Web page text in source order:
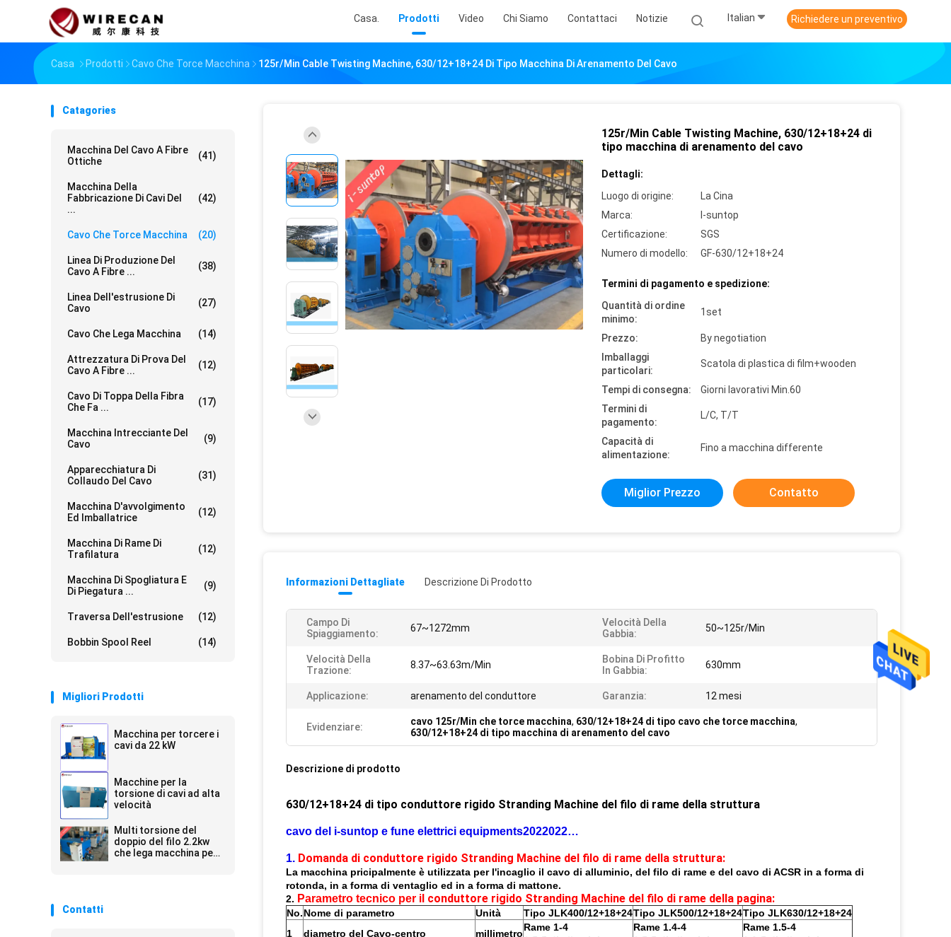
Casa. Prodotti Video Chi Siamo Contattaci Notizie Italian Richiedere un preventivo
Casa Prodotti Cavo Che Torce Macchina 125r/Min Cable Twisting Machine, 630/12+18+24 Di Tipo Macchina Di Arenamento Del Cavo
Catagories
Macchina Del Cavo A Fibre
Ottiche
(41)
Macchina Della
Fabbricazione Di Cavi Del
...
(42)
Cavo Che Torce Macchina (20)
Linea Di Produzione Del
Cavo A Fibre ...
(38)
Linea Dell'estrusione Di
Cavo
(27)
Cavo Che Lega Macchina (14)
Attrezzatura Di Prova Del
Cavo A Fibre ...
(12)
Cavo Di Toppa Della Fibra
Che Fa ...
(17)
Macchina Intrecciante Del
Cavo
(9)
Apparecchiatura Di
Collaudo Del Cavo
(31)
Macchina D'avvolgimento
Ed Imballatrice
(12)
Macchina Di Rame Di
Trafilatura
(12)
Macchina Di Spogliatura E
Di Piegatura ...
(9)
Traversa Dell'estrusione (12)
Bobbin Spool Reel (14)
Migliori Prodotti
Macchina per torcere i
cavi da 22 kW
Macchine per la
torsione di cavi ad alta
velocità
Multi torsione del
doppio del filo 2.2kw
che lega macchina per
Contatti
125r/Min Cable Twisting Machine, 630/12+18+24 di
tipo macchina di arenamento del cavo
Dettagli:
Luogo di origine:
La Cina
Marca:
I-suntop
Certificazione:
SGS
Numero di modello:
GF-630/12+18+24
Termini di pagamento e spedizione:
Quantità di ordine
minimo:
1set
Prezzo:
By negotiation
Imballaggi
particolari:
Scatola di plastica di film+wooden
Tempi di consegna:
Giorni lavorativi Min.60
Termini di
pagamento:
L/C, T/T
Capacità di
alimentazione:
Fino a macchina differente
Miglior Prezzo Contatto
Informazioni Dettagliate Descrizione Di Prodotto
Campo Di
Spiaggiamento:
67~1272mm
Velocità Della
Gabbia:
50~125r/Min
Velocità Della
Trazione:
8.37~63.63m/Min
Bobina Di Profitto
In Gabbia:
630mm
Applicazione: arenamento del conduttore Garanzia: 12 mesi
Evidenziare: cavo 125r/Min che torce macchina, 630/12+18+24 di tipo cavo che torce macchina,
630/12+18+24 di tipo macchina di arenamento del cavo
Descrizione di prodotto
630/12+18+24 di tipo conduttore rigido Stranding Machine del filo di rame della struttura
cavo del i-suntop e fune elettrici equipments2022022…
1. Domanda di conduttore rigido Stranding Machine del filo di rame della struttura:
La macchina pricipalmente è utilizzata per l'incaglio il cavo di alluminio, del filo di rame e del cavo di ACSR in a forma di
rotonda, in a forma di ventaglio ed in a forma di mattone.
2. Parametro tecnico per il conduttore rigido Stranding Machine del filo di rame della pagina:
No.Nome di parametro Unità Tipo JLK400/12+18+24Tipo JLK500/12+18+24Tipo JLK630/12+18+24
1
diametro del Cavo-centro millimetro
Rame 1-4
Rame 1.4-4
Rame 1.5-4